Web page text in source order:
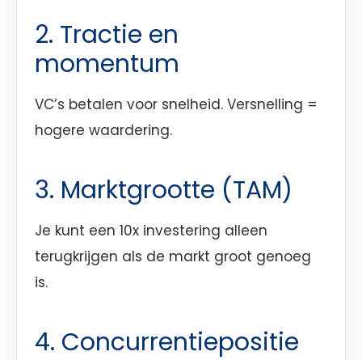
2. Tractie en
momentum
VC’s betalen voor snelheid. Versnelling =
hogere waardering.
3. Marktgrootte (TAM)
Je kunt een 10x investering alleen
terugkrijgen als de markt groot genoeg
is.
4. Concurrentiepositie